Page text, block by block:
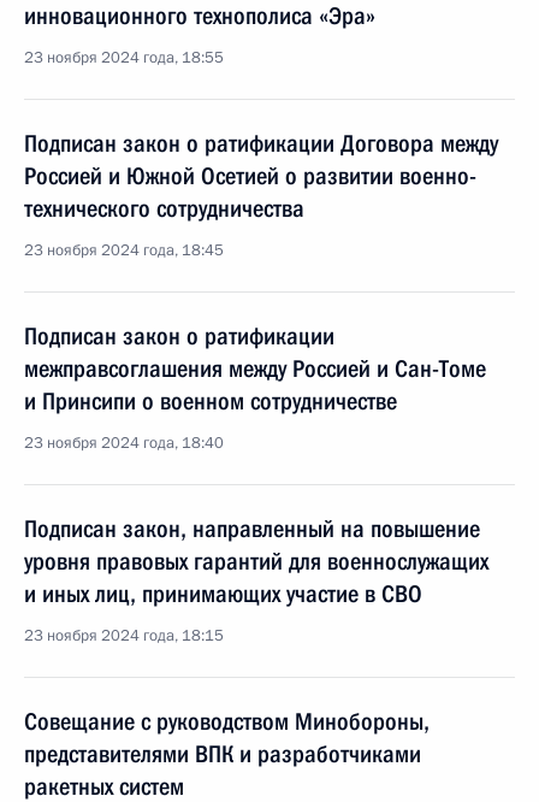
инновационного технополиса «Эра»
23 ноября 2024 года, 18:55
Подписан закон о ратификации Договора между
Россией и Южной Осетией о развитии военно-
технического сотрудничества
23 ноября 2024 года, 18:45
Подписан закон о ратификации
межправсоглашения между Россией и Сан-Томе
и Принсипи о военном сотрудничестве
23 ноября 2024 года, 18:40
Подписан закон, направленный на повышение
уровня правовых гарантий для военнослужащих
и иных лиц, принимающих участие в СВО
23 ноября 2024 года, 18:15
Совещание с руководством Минобороны,
представителями ВПК и разработчиками
ракетных систем